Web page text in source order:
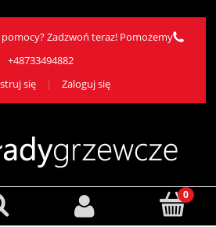
Zadzwoń teraz! Pomożemy
+48733494882
się
Zaloguj się